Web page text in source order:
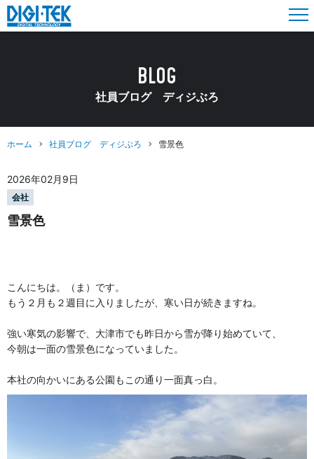
BLOG
社員ブログ ディジぶろ
ホーム 社員ブログ ディジぶろ 雪景色
2026年02月9日
会社
雪景色
こんにちは。（ま）です。
もう２月も２週目に入りましたが、寒い日が続きますね。
強い寒気の影響で、大津市でも昨日から雪が降り始めていて、
今朝は一面の雪景色になっていました。
本社の向かいにある公園もこの通り一面真っ白。